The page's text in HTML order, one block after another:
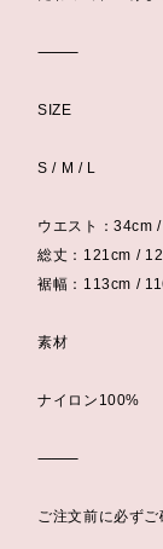
⸻
SIZE
S / M / L
ウエスト：34cm
総丈：121cm /
裾幅：113cm /
素材
ナイロン100%
⸻
ご注文前に必ず